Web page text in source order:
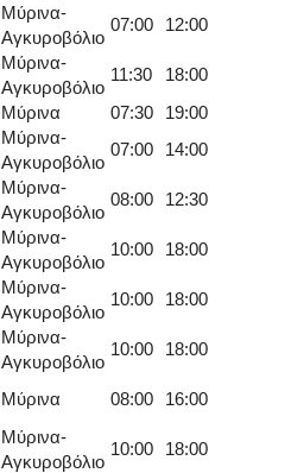
Μύρινα-
Αγκυροβόλιο
07:00 12:00
Μύρινα-
Αγκυροβόλιο
11:30
18:00
Μύρινα 07:30
19:00
Μύρινα-
Αγκυροβόλιο
07:00 14:00
Μύρινα-
Αγκυροβόλιο
08:00 12:30
Μύρινα-
Αγκυροβόλιο
10:00 18:00
Μύρινα-
Αγκυροβόλιο
10:00 18:00
Μύρινα-
Αγκυροβόλιο
10:00 18:00
Μύρινα 08:00 16:00
Μύρινα-
Αγκυροβόλιο
10:00 18:00